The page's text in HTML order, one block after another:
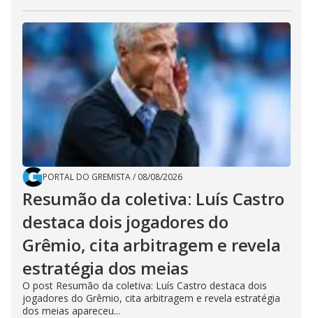
PORTAL DO GREMISTA/ 08/08/2026
Resumão da coletiva: Luís Castro
destaca dois jogadores do
Grêmio, cita arbitragem e revela
estratégia dos meias
O post Resumão da coletiva: Luís Castro destaca dois
jogadores do Grêmio, cita arbitragem e revela estratégia
dos meias apareceu...